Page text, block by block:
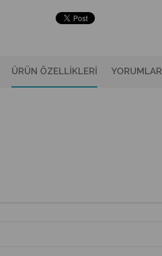
ÜRÜN ÖZELLIKLERI YORUMLAR